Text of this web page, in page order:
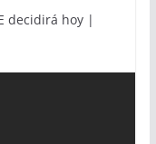
decidirá hoy |